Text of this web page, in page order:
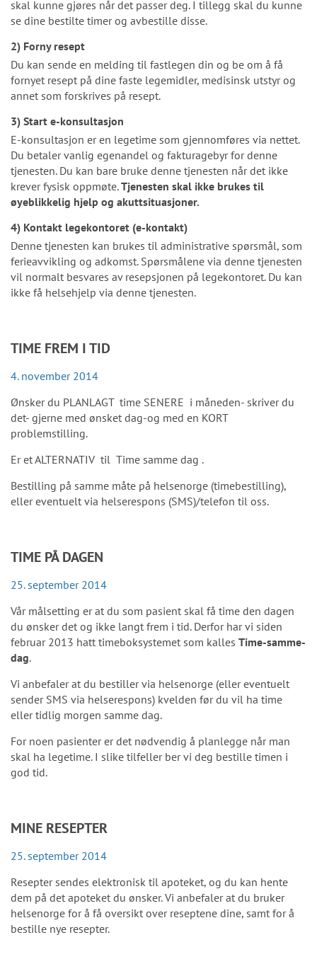
skal kunne gjøres når det passer deg. I tillegg skal du kunne
se dine bestilte timer og avbestille disse.
2) Forny resept
Du kan sende en melding til fastlegen din og be om å få
fornyet resept på dine faste legemidler, medisinsk utstyr og
annet som forskrives på resept.
3) Start e-konsultasjon
E-konsultasjon er en legetime som gjennomføres via nettet.
Du betaler vanlig egenandel og fakturagebyr for denne
tjenesten. Du kan bare bruke denne tjenesten når det ikke
krever fysisk oppmøte.Tjenesten skal ikke brukes til
øyeblikkelig hjelp og akuttsituasjoner.
4) Kontakt legekontoret (e-kontakt)
Denne tjenesten kan brukes til administrative spørsmål, som
ferieavvikling og adkomst. Spørsmålene via denne tjenesten
vil normalt besvares av resepsjonen på legekontoret. Du kan
ikke få helsehjelp via denne tjenesten.
TIME FREM I TID
4. november 2014
Ønsker du PLANLAGT time SENERE i måneden- skriver du
det- gjerne med ønsket dag-og med en KORT
problemstilling.
Er et ALTERNATIV til Time samme dag .
Bestilling på samme måte på helsenorge (timebestilling),
eller eventuelt via helserespons (SMS)/telefon til oss.
TIME PÅ DAGEN
25. september 2014
Vår målsetting er at du som pasient skal få time den dagen
du ønsker det og ikke langt frem i tid. Derfor har vi siden
februar 2013 hatt timeboksystemet som kalles Time-samme-
dag.
Vi anbefaler at du bestiller via helsenorge (eller eventuelt
sender SMS via helserespons) kvelden før du vil ha time
eller tidlig morgen samme dag.
For noen pasienter er det nødvendig å planlegge når man
skal ha legetime. I slike tilfeller ber vi deg bestille timen i
god tid.
MINE RESEPTER
25. september 2014
Resepter sendes elektronisk til apoteket, og du kan hente
dem på det apoteket du ønsker. Vi anbefaler at du bruker
helsenorge for å få oversikt over reseptene dine, samt for å
bestille nye resepter.